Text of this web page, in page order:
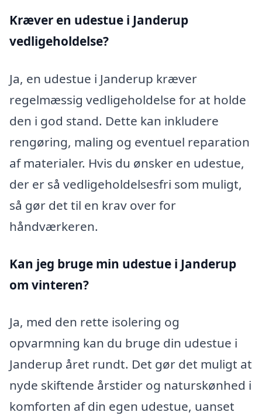
Kræver en udestue i Janderup
vedligeholdelse?
Ja, en udestue i Janderup kræver
regelmæssig vedligeholdelse for at holde
den i god stand. Dette kan inkludere
rengøring, maling og eventuel reparation
af materialer. Hvis du ønsker en udestue,
der er så vedligeholdelsesfri som muligt,
så gør det til en krav over for
håndværkeren.
Kan jeg bruge min udestue i Janderup
om vinteren?
Ja, med den rette isolering og
opvarmning kan du bruge din udestue i
Janderup året rundt. Det gør det muligt at
nyde skiftende årstider og naturskønhed i
komforten af din egen udestue, uanset